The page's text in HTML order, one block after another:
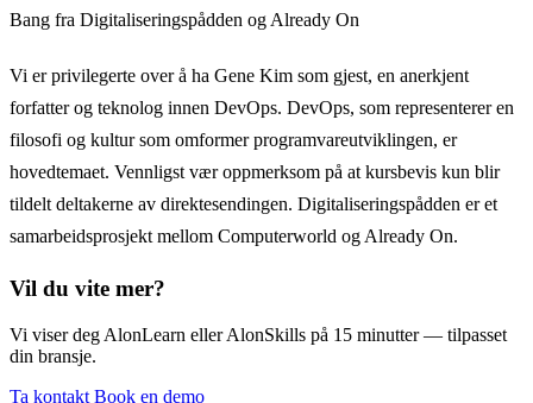
Bang fra Digitaliseringspådden og Already On
Vi er privilegerte over å ha Gene Kim som gjest, en anerkjent
forfatter og teknolog innen DevOps. DevOps, som representerer en
filosofi og kultur som omformer programvareutviklingen, er
hovedtemaet. Vennligst vær oppmerksom på at kursbevis kun blir
tildelt deltakerne av direktesendingen. Digitaliseringspådden er et
samarbeidsprosjekt mellom Computerworld og Already On.
Vil du vite mer?
Vi viser deg AlonLearn eller AlonSkills på 15 minutter — tilpasset
din bransje.
Ta kontakt Book en demo